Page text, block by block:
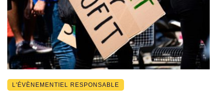
L'ÉVÈNEMENTIEL RESPONSABLE